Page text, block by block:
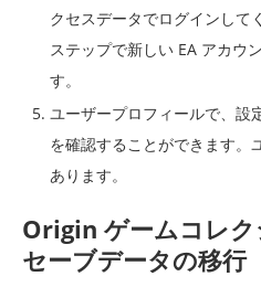
クセスデータでログインして
ステップで新しい EA アカウ
す。
ユーザープロフィールで、設
を確認することができます。
あります。
Origin ゲームコレ
セーブデータの移行